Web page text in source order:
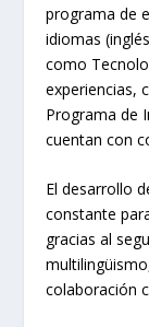
programa de
idiomas
como
experiencias,
Programa de
cuentan con
El desarrollo
constante
gracias al
colaboración